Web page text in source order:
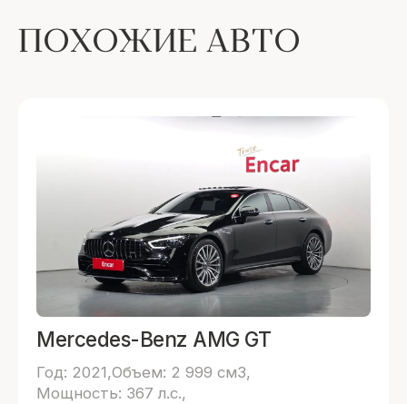
ПОХОЖИЕ АВТО
Mercedes-Benz AMG GT
Год: 2021 Объем: 2 999 см3
Мощность: 367 л.с.